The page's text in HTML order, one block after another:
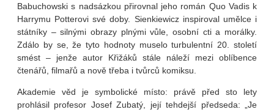
Babuchowski s nadsázkou přirovnal jeho román Quo Vadis k
Harrymu Potterovi své doby. Sienkiewicz inspiroval umělce i
státníky – silnými obrazy plnými vůle, osobní cti a morálky.
Zdálo by se, že tyto hodnoty muselo turbulentní 20. století
smést – jenže autor Křižáků stále náleží mezi oblíbence
čtenářů, filmařů a nově třeba i tvůrců komiksu.
Akademie věd je symbolické místo: právě před sto lety
prohlásil profesor Josef Zubatý, její tehdejší předseda: „Je